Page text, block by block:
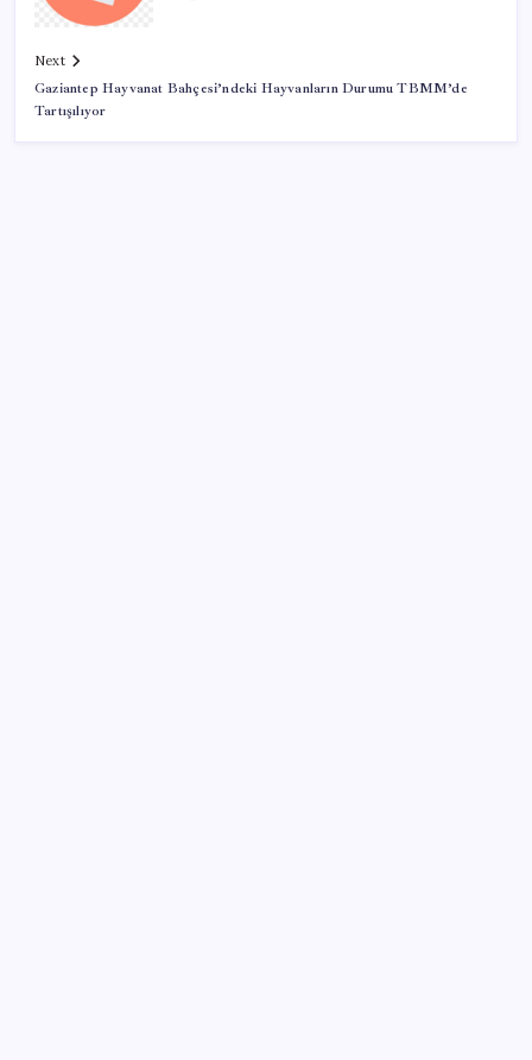
Next
Gaziantep Hayvanat Bahçesi’ndeki Hayvanların Durumu TBMM’de
Tartışılıyor